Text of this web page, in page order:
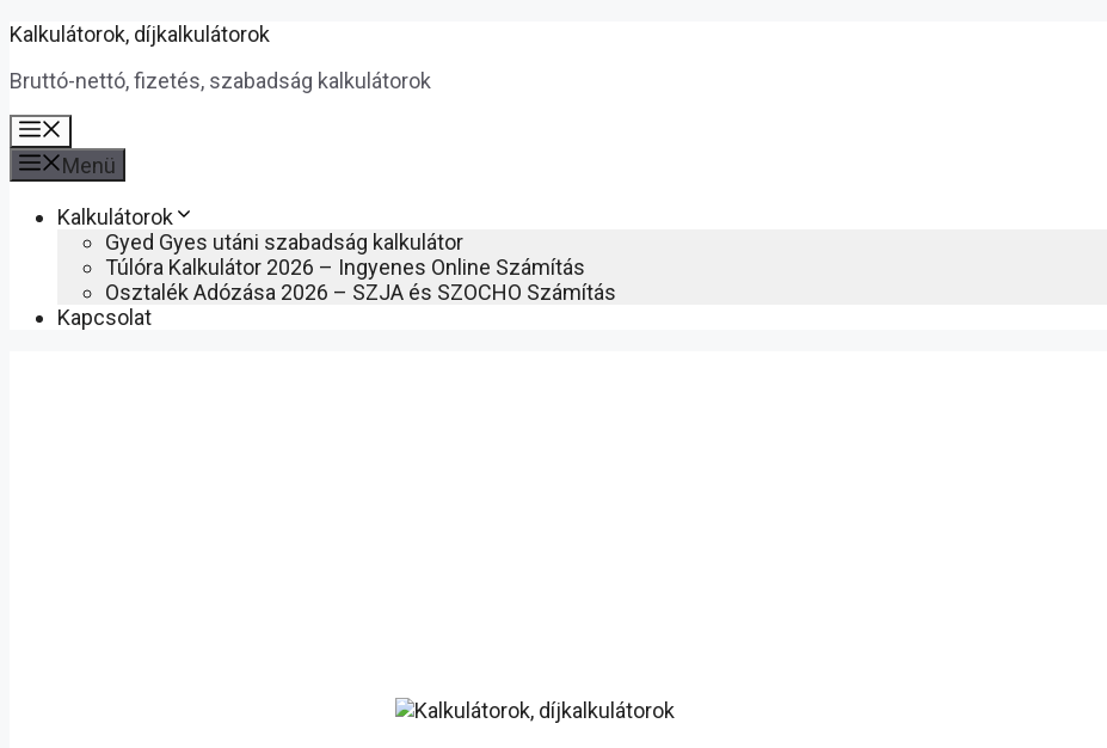
Kilépés
tartalomba
Kalkulátorok, díjkalkulátorok
Bruttó-nettó, fizetés, szabadság kalkulátorok
Menü
Kalkulátorok
Gyed Gyes utáni szabadság kalkulátor
Túlóra Kalkulátor 2026 – Ingyenes Online Számítás
Osztalék Adózása 2026 – SZJA és SZOCHO Számítás
Kapcsolat